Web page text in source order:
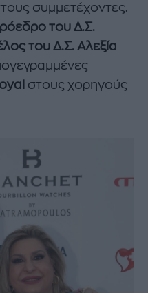
συμμετέχοντες.
του Δ.Σ.
του Δ.Σ. Αλεξία
στους χορηγούς